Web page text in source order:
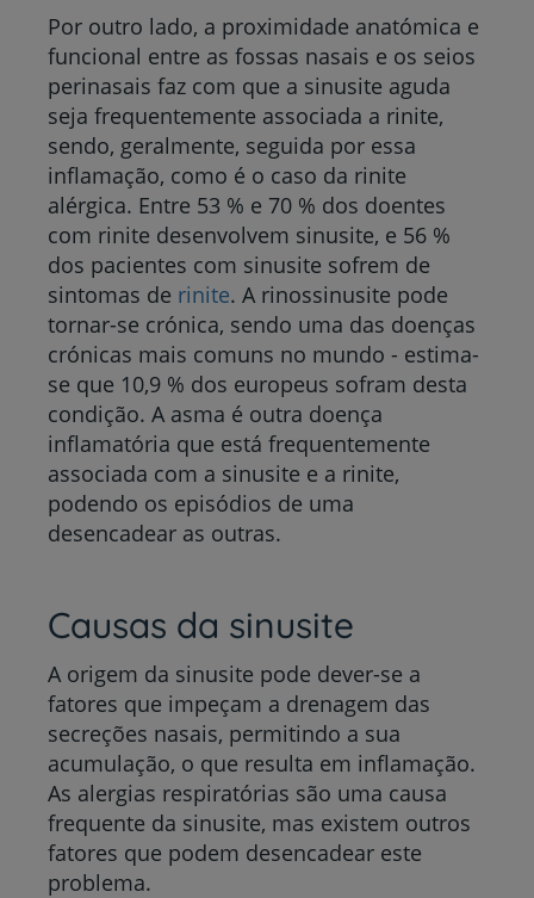
Por outro lado, a proximidade anatómica e
funcional entre as fossas nasais e os seios
perinasais faz com que a sinusite aguda
seja frequentemente associada a rinite,
sendo, geralmente, seguida por essa
inflamação, como é o caso da rinite
alérgica. Entre 53 % e 70 % dos doentes
com rinite desenvolvem sinusite, e 56 %
dos pacientes com sinusite sofrem de
sintomas de rinite. A rinossinusite pode
tornar-se crónica, sendo uma das doenças
crónicas mais comuns no mundo - estima-
se que 10,9 % dos europeus sofram desta
condição. A asma é outra doença
inflamatória que está frequentemente
associada com a sinusite e a rinite,
podendo os episódios de uma
desencadear as outras.
Causas da sinusite
A origem da sinusite pode dever-se a
fatores que impeçam a drenagem das
secreções nasais, permitindo a sua
acumulação, o que resulta em inflamação.
As alergias respiratórias são uma causa
frequente da sinusite, mas existem outros
fatores que podem desencadear este
problema.